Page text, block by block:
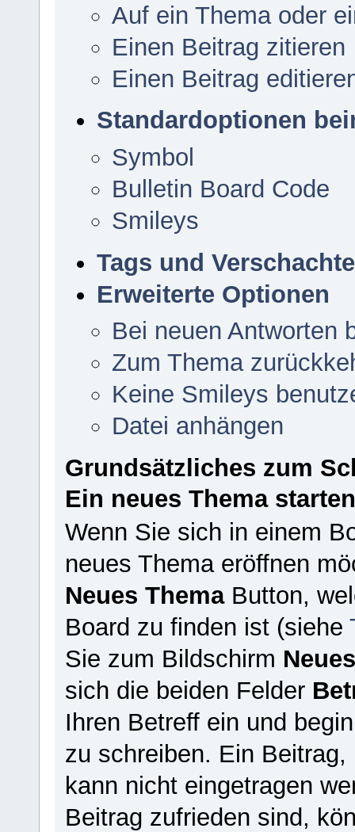
Auf ein Thema oder
Einen Beitrag zitieren
Einen Beitrag
Standardoptionen
Symbol
Bulletin Board Code
Smileys
Tags und
Erweiterte Optionen
Bei neuen Antworten
Zum Thema
Keine Smileys
Datei anhängen
Grundsätzliches zum
Ein neues Thema starten
Wenn Sie sich in einem
neues Thema eröffnen
Neues ThemaButton,
Board zu finden ist (siehe
Sie zum Bildschirm
sich die beiden Felder
Ihren Betreff ein und
zu schreiben. Ein
kann nicht eingetragen
Beitrag zufrieden sind,